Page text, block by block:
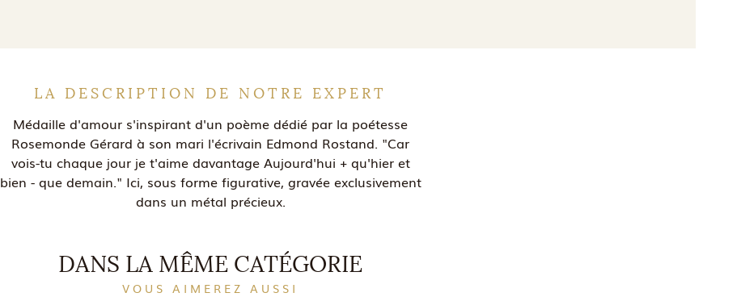
LA DESCRIPTION DE NOTRE EXPERT
Médaille d'amour s'inspirant d'un poème dédié par la poétesse
Rosemonde Gérard à son mari l'écrivain Edmond Rostand. "Car
vois-tu chaque jour je t'aime davantage Aujourd'hui + qu'hier et
bien - que demain." Ici, sous forme figurative, gravée exclusivement
dans un métal précieux.
DANS LA MÊME CATÉGORIE
VOUS AIMEREZ AUSSI